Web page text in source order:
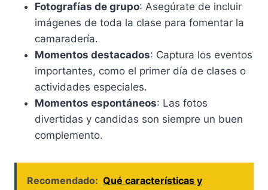
Fotografías de grupo: Asegúrate de incluir
imágenes de toda la clase para fomentar la
camaradería.
Momentos destacados: Captura los eventos
importantes, como el primer día de clases o
actividades especiales.
Momentos espontáneos: Las fotos
divertidas y candidas son siempre un buen
complemento.
Recomendado: Qué características y